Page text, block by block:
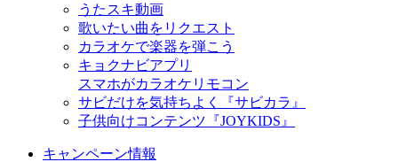
うたスキ動画
歌いたい曲をリクエスト
カラオケで楽器を弾こう
キョクナビアプリ
スマホがカラオケリモコン
サビだけを気持ちよく『サビカラ』
子供向けコンテンツ『JOYKIDS』
キャンペーン情報